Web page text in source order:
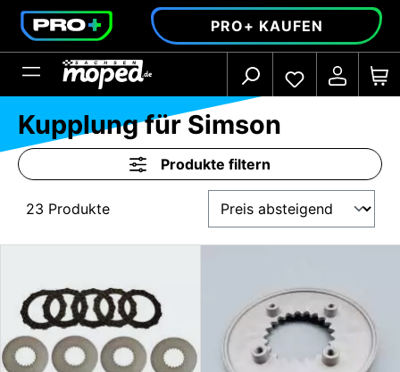
springen PRO+ KAUFEN
Kupplung für Simson
Produkte filtern
23 Produkte